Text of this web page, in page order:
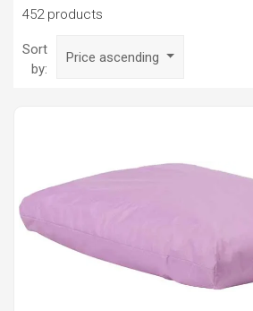
452 products
Sort
by:
Price ascending